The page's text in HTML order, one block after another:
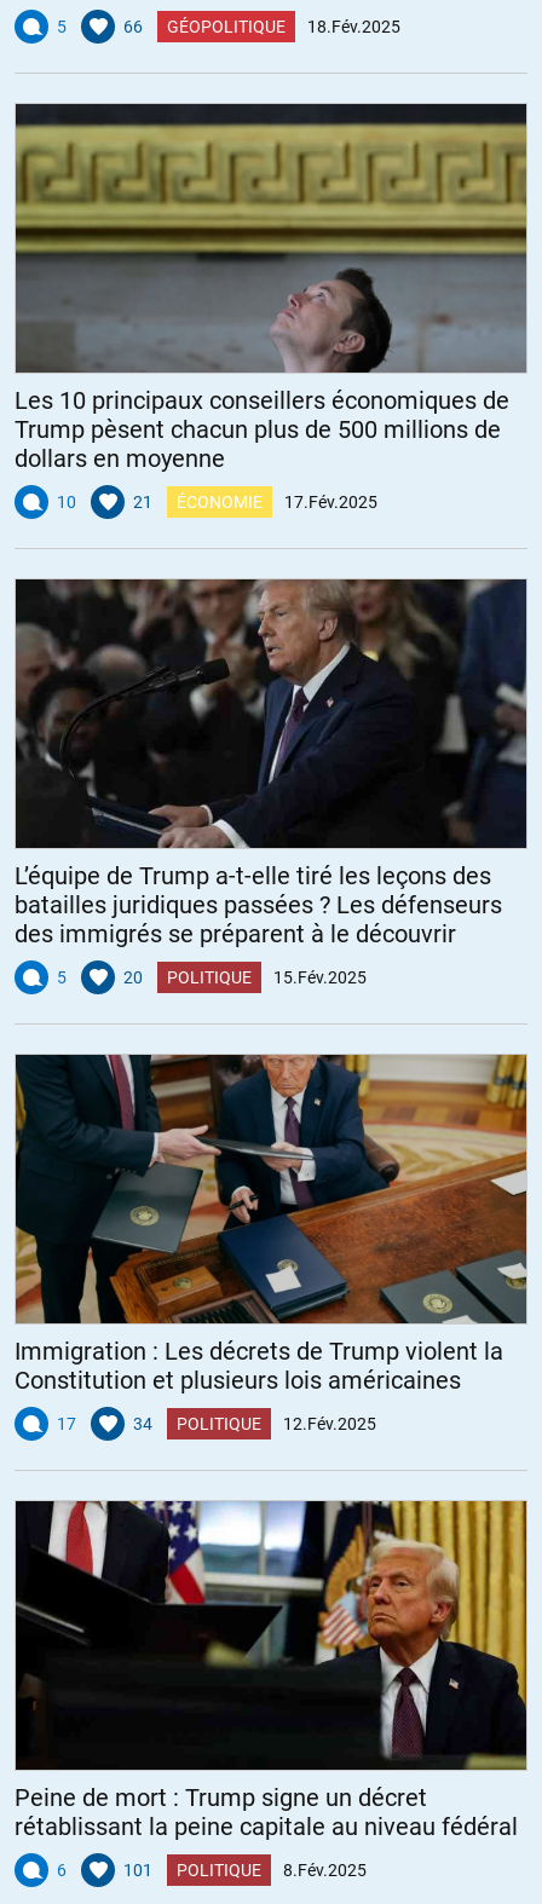
5 66 GÉOPOLITIQUE 18.Fév.2025
Les 10 principaux conseillers économiques de
Trump pèsent chacun plus de 500 millions de
dollars en moyenne
10 21 ÉCONOMIE 17.Fév.2025
L’équipe de Trump a-t-elle tiré les leçons des
batailles juridiques passées ? Les défenseurs
des immigrés se préparent à le découvrir
5 20 POLITIQUE 15.Fév.2025
Immigration : Les décrets de Trump violent la
Constitution et plusieurs lois américaines
17 34 POLITIQUE 12.Fév.2025
Peine de mort : Trump signe un décret
rétablissant la peine capitale au niveau fédéral
6 101 POLITIQUE 8.Fév.2025